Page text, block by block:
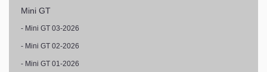
Mini GT
- Mini GT 03-2026
- Mini GT 02-2026
- Mini GT 01-2026